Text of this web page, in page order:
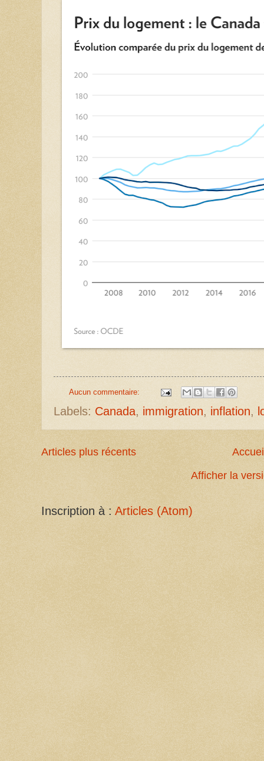
Aucun commentaire:
Labels: Canada, immigration, inflation,
Articles plus récents
Afficher la
Inscription à : Articles (Atom)